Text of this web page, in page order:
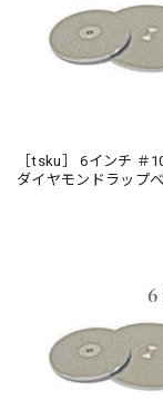
［tsku］ 6インチ ＃
ダイヤモンドラップ